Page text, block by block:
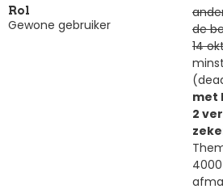
Rol
Gewone gebruiker
de
14
met
2